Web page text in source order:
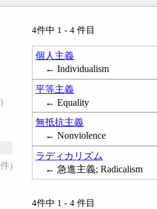
)
4件中 1 - 4 件目
個人主義
← Individualism
平等主義
← Equality
無抵抗主義
← Nonviolence
ラディカリズム
← 急進主義; Radicalism
4件中 1 - 4 件目